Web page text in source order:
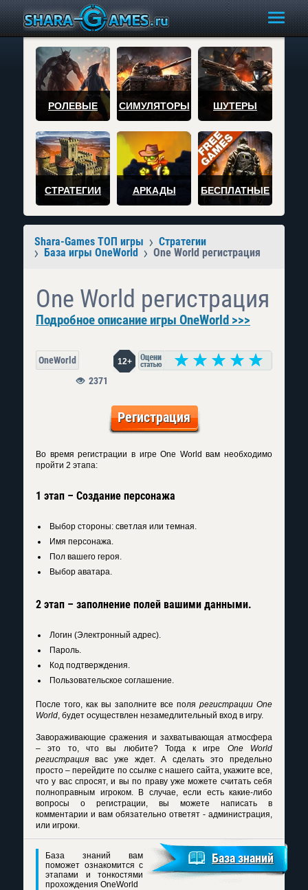
РОЛЕВЫЕ СИМУЛЯТОРЫ ШУТЕРЫ
СТРАТЕГИИ АРКАДЫ БЕСПЛАТНЫЕ
Shara-Games ТОП игры
Стратегии
База игры OneWorld
One World регистрация
One World регистрация
Подробное описание игры OneWorld >>>
OneWorld 12+
2371
Регистрация
Во времярегистрации в игре One World вам необходимо
пройти 2 этапа:
1 этап – Создание персонажа
Выбор стороны: светлая или темная.
Имя персонажа.
Пол вашего героя.
Выбор аватара.
2 этап – заполнение полей вашими данными.
Логин (Электронный адрес).
Пароль.
Код подтверждения.
Пользовательское соглашение.
После того, как вы заполните все поля регистрации One
World, будет осуществлен незамедлительный вход в игру.
Завораживающие сражения и захватывающая атмосфера
– это то, что вы любите? Тогда к игре One World
регистрация вас уже ждет. А сделать это предельно
просто – перейдите по ссылке с нашего сайта, укажите все,
что у вас спросят, и вы по праву уже можете считать себя
полноправным игроком. В случае, если есть какие-либо
вопросы о регистрации, вы можете написать в
комментарии и вам обязательно ответят - администрация,
или игроки.
База знаний вам
поможет ознакомится с
этапами и тонкостями
прохождения OneWorld
База знаний